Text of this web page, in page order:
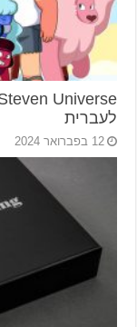
לעברית
12 בפברואר 2024